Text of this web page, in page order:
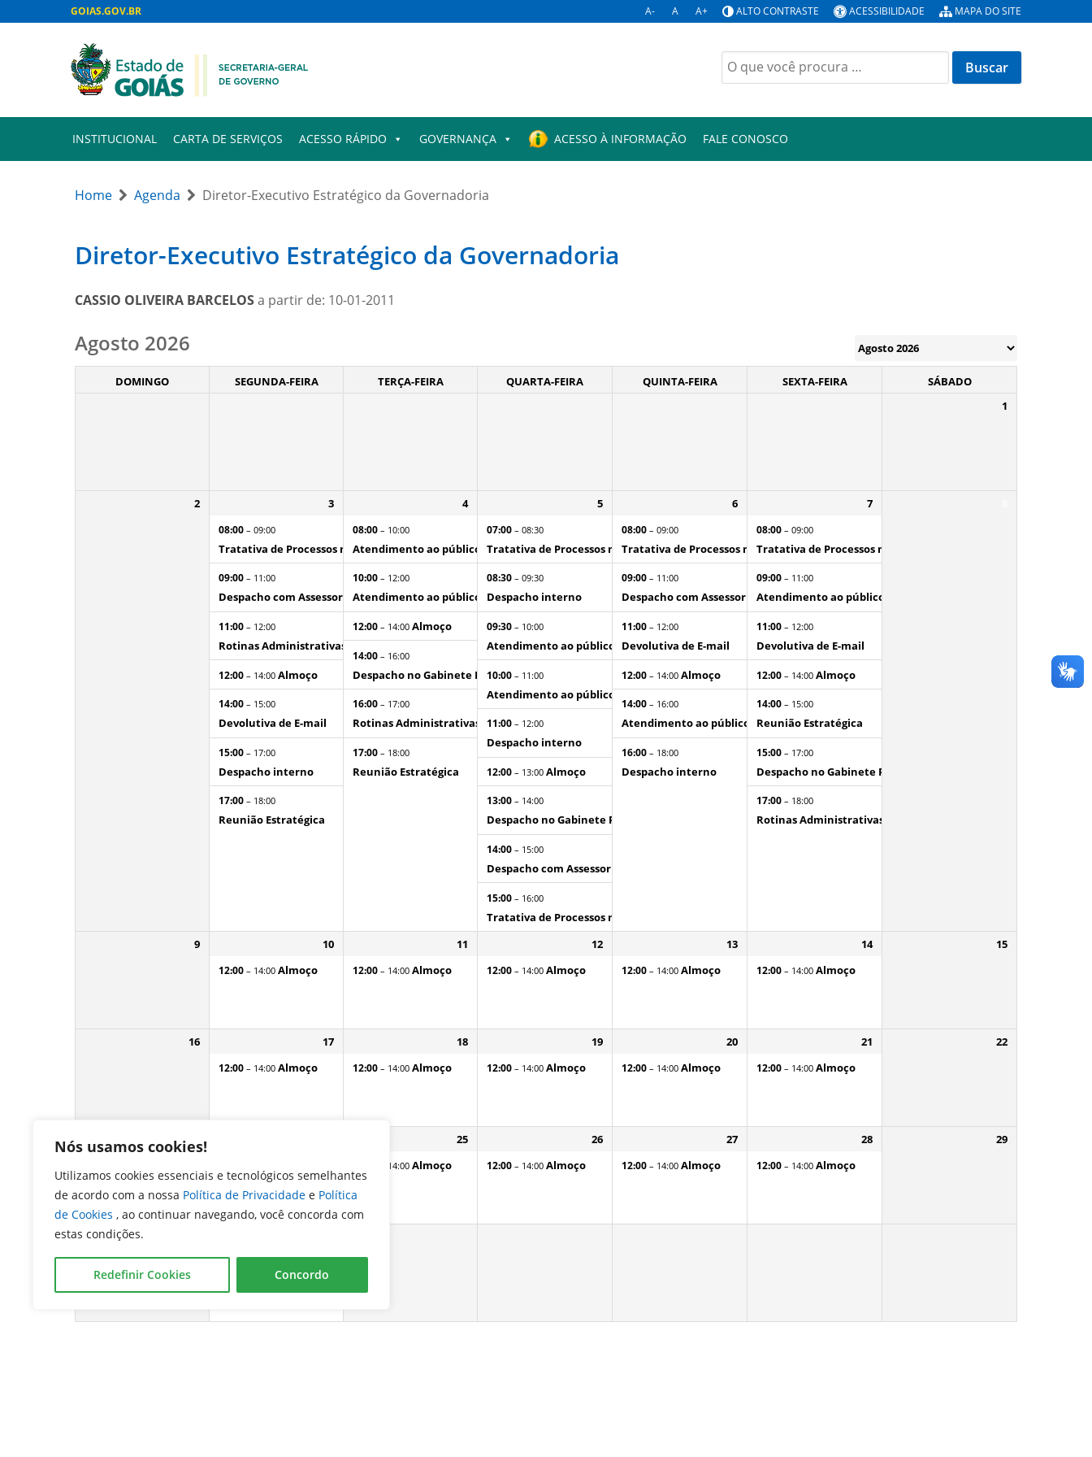
Nós usamos cookies!
Utilizamos cookies essenciais e tecnológicos semelhantes
de acordo com a nossa Política de Privacidade e Política
de Cookies , ao continuar navegando, você concorda com
estas condições.
Redefinir Cookies Concordo
GOIAS.GOV.BR A- A A+ ALTO CONTRASTE ACESSIBILIDADE MAPA DO SITE
Buscar
por:
INSTITUCIONAL CARTA DE SERVIÇOS ACESSO RÁPIDO GOVERNANÇA ACESSO À INFORMAÇÃO FALE CONOSCO
Home Agenda Diretor-Executivo Estratégico da Governadoria
Diretor-Executivo Estratégico da Governadoria
CASSIO OLIVEIRA BARCELOSa partir de: 10-01-2011
Month
selection
Agosto 2026
DOMINGO SEGUNDA-FEIRA TERÇA-FEIRA QUARTA-FEIRA QUINTA-FEIRA SEXTA-FEIRA
SÁBADO
1
2 3
08:00 – 09:00
Tratativa de Processos no SEI
09:00 – 11:00
Despacho com Assessoria do Governador
11:00 – 12:00
Rotinas Administrativas
12:00 – 14:00 Almoço
14:00 – 15:00
Devolutiva de E-mail
15:00 – 17:00
Despacho interno
17:00 – 18:00
Reunião Estratégica
4
08:00 – 10:00
Atendimento ao público interno
10:00 – 12:00
Atendimento ao público externo
12:00 – 14:00 Almoço
14:00 – 16:00
Despacho no Gabinete Particular do Governador
16:00 – 17:00
Rotinas Administrativas
17:00 – 18:00
Reunião Estratégica
5
07:00 – 08:30
Tratativa de Processos no SEI
08:30 – 09:30
Despacho interno
09:30 – 10:00
Atendimento ao público externo
10:00 – 11:00
Atendimento ao público interno
11:00 – 12:00
Despacho interno
12:00 – 13:00 Almoço
13:00 – 14:00
Despacho no Gabinete Particular do Governador
14:00 – 15:00
Despacho com Assessoria do Governador
15:00 – 16:00
Tratativa de Processos no SEI
6
08:00 – 09:00
Tratativa de Processos no SEI
09:00 – 11:00
Despacho com Assessoria do Governador
11:00 – 12:00
Devolutiva de E-mail
12:00 – 14:00 Almoço
14:00 – 16:00
Atendimento ao público externo
16:00 – 18:00
Despacho interno
7
08:00 – 09:00
Tratativa de Processos no SEI
09:00 – 11:00
Atendimento ao público interno
11:00 – 12:00
Devolutiva de E-mail
12:00 – 14:00 Almoço
14:00 – 15:00
Reunião Estratégica
15:00 – 17:00
Despacho no Gabinete Particular do Governador
17:00 – 18:00
Rotinas Administrativas
9 10
12:00 – 14:00 Almoço
11
12:00 – 14:00 Almoço
12
12:00 – 14:00 Almoço
13
12:00 – 14:00 Almoço
14
12:00 – 14:00 Almoço
15
16 17
12:00 – 14:00 Almoço
18
12:00 – 14:00 Almoço
19
12:00 – 14:00 Almoço
20
12:00 – 14:00 Almoço
21
12:00 – 14:00 Almoço
22
25
– 14:00 Almoço
26
12:00 – 14:00 Almoço
27
12:00 – 14:00 Almoço
28
12:00 – 14:00 Almoço
29
12:00